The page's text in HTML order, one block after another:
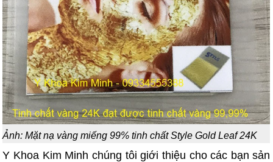
Ảnh: Mặt nạ vàng miếng 99% tinh chất Style Gold Leaf 24K
Y Khoa Kim Minh chúng tôi giới thiệu cho các bạn sản